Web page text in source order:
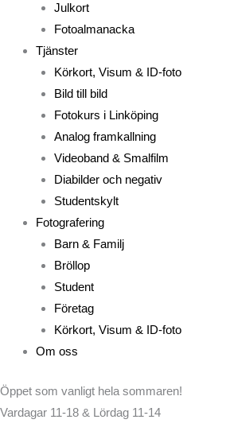
Julkort
Fotoalmanacka
Tjänster
Körkort, Visum & ID-foto
Bild till bild
Fotokurs i Linköping
Analog framkallning
Videoband & Smalfilm
Diabilder och negativ
Studentskylt
Fotografering
Barn & Familj
Bröllop
Student
Företag
Körkort, Visum & ID-foto
Om oss
Öppet som vanligt hela sommaren!
Vardagar 11-18 & Lördag 11-14